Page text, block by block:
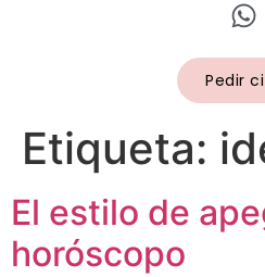
Pedir
Etiqueta:
El estilo de
horóscopo